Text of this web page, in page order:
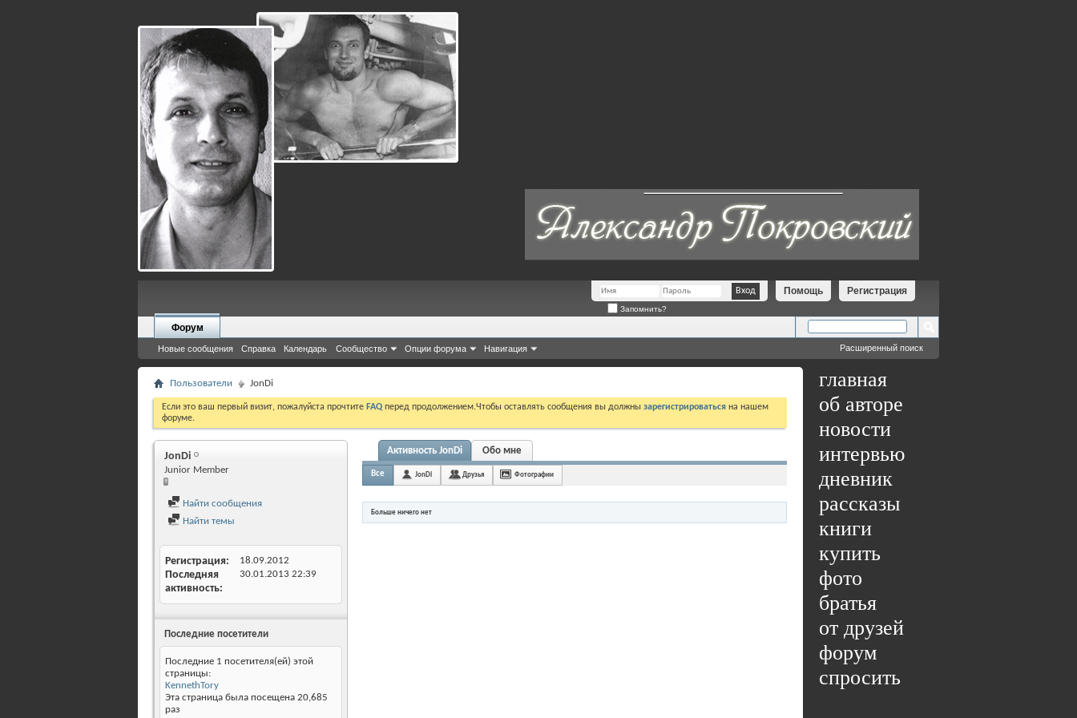
Регистрация
Помощь
Запомнить?
Форум
Новые сообщения Справка Календарь Сообщество Опции форума Навигация Расширенный поиск
главная
об авторе
новости
интервью
дневник
рассказы
книги
купить
фото
братья
от друзей
форум
спросить
Пользователи JonDi
Если это ваш первый визит, пожалуйста прочтите FAQ перед продолжением.Чтобы оставлять сообщения вы должны зарегистрироваться на нашем
форуме.
JonDi
Junior Member
Найти сообщения
Найти темы
Регистрация 18.09.2012
Последняя
активность
30.01.2013 22:39
Последние посетители
Последние 1 посетителя(ей) этой
страницы:
KennethTory
Эта страница была посещена 20,685
раз
Активность JonDi Обо мне
Все JonDi Друзья Фотографии
Больше ничего нет